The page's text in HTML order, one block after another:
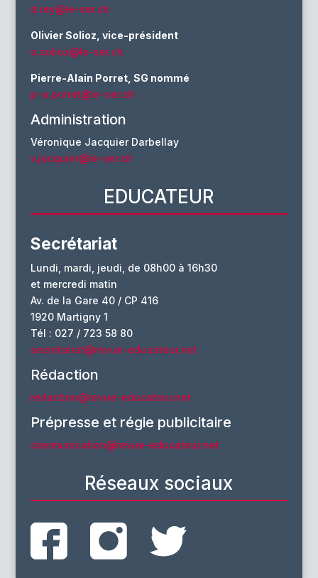
d.rey@le-ser.ch
Olivier Solioz, vice-président
o.solioz@le-ser.ch
Pierre-Alain Porret, SG nommé
p-a.porret@le-ser.ch
Administration
Véronique Jacquier Darbellay
v.jacquier@le-ser.ch
EDUCATEUR
Secrétariat
Lundi, mardi, jeudi, de 08h00 à 16h30
et mercredi matin
Av. de la Gare 40 / CP 416
1920 Martigny 1
Tél : 027 / 723 58 80
secretariat@revue-educateur.net
Rédaction
redaction@revue-educateur.net
Prépresse et régie publicitaire
communication@revue-educateur.net
Réseaux sociaux